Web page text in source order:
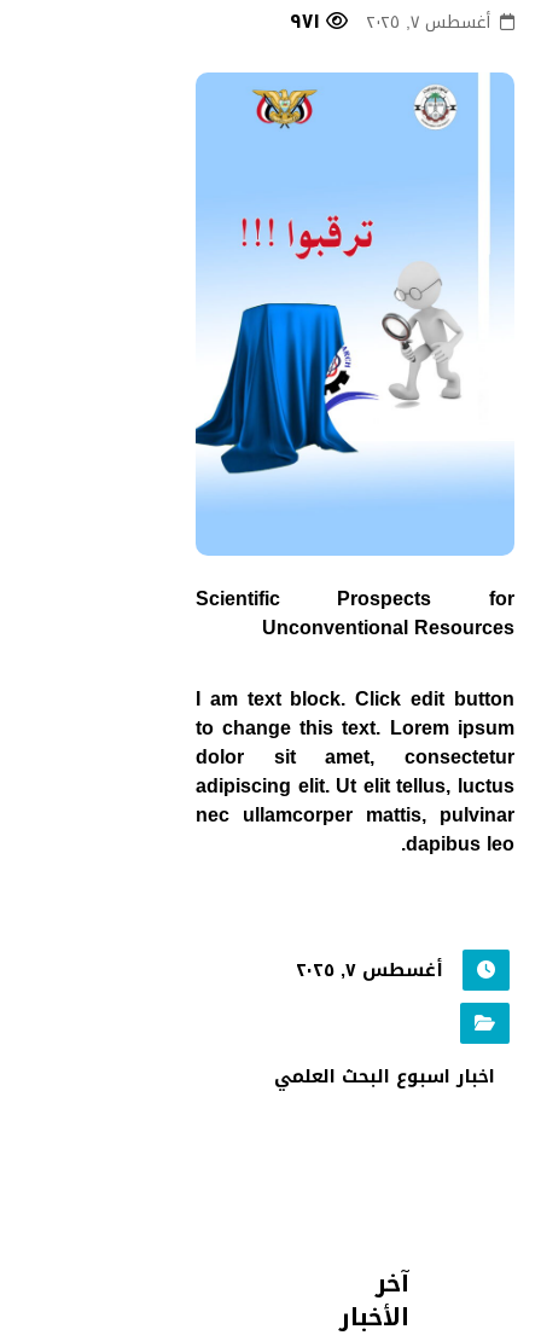
أغسطس ٧, ٢٠٢٥
Scientific Prospects for
Unconventional Resources
I am text block. Click edit button
to change this text. Lorem ipsum
dolor sit amet, consectetur
adipiscing elit. Ut elit tellus, luctus
nec ullamcorper mattis, pulvinar
dapibus leo.
أغسطس ٧, ٢٠٢٥
اخبار اسبوع البحث العلمي
آخر
الأخبار